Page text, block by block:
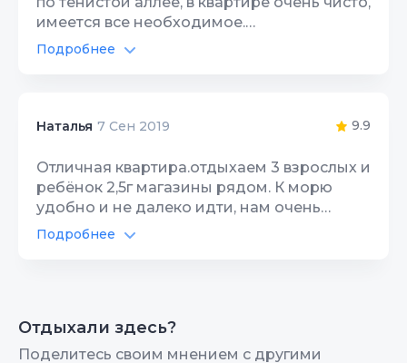
имеется все необходимое.
Доброжелательная хозяйка, которая
подскажет маршрут
Цена/Качество
Расположение
Гостеприимство
Подробнее
Наталья 7 Сен 2019 9.9
Отличная квартира.отдыхаем 3 взрослых и
ребёнок 2,5г магазины рядом. К морю
удобно и не далеко идти, нам очень
понравилось! в квартире чисто, белье
хорошее. вид с балкона замечательный.
Цена/Качество
Подробнее
Отдыхали здесь?
Поделитесь своим мнением с другими